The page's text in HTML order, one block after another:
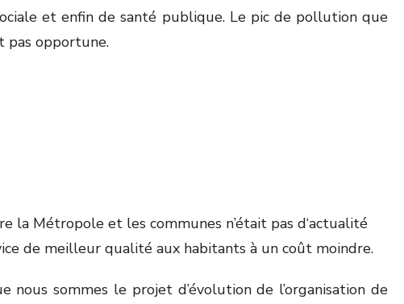
et enfin de santé publique. Le pic de pollution que
pas opportune.
la Métropole et les communes n’était pas d‘actualité
de meilleur qualité aux habitants à un coût moindre.
sommes le projet d’évolution de l’organisation de